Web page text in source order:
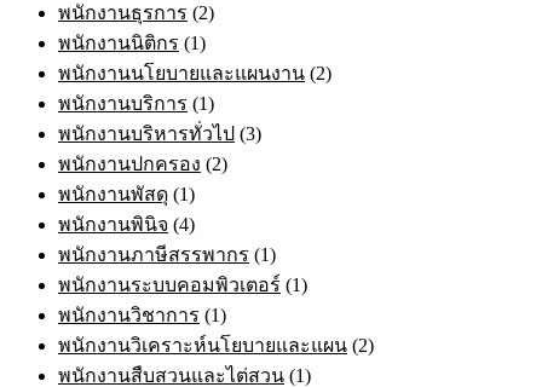
พนักงานธุรการ (2)
พนักงานนิติกร (1)
พนักงานนโยบายและแผนงาน (2)
พนักงานบริการ (1)
พนักงานบริหารทั่วไป (3)
พนักงานปกครอง (2)
พนักงานพัสดุ (1)
พนักงานพินิจ (4)
พนักงานภาษีสรรพากร (1)
พนักงานระบบคอมพิวเตอร์ (1)
พนักงานวิชาการ (1)
พนักงานวิเคราะห์นโยบายและแผน (2)
พนักงานสืบสวนและไต่สวน (1)